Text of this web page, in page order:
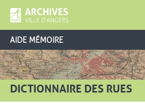
AIDE MÉMOIRE
DICTIONNAIRE DES RUES